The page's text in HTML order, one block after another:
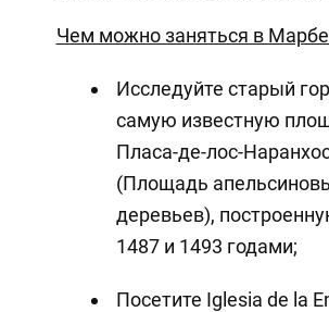
Чем можно заняться в
Исследуйте старый
самую известную
Пласа-де-лос-
(Площадь
деревьев),
1487 и 1493 годами;
Посетите Iglesia de la